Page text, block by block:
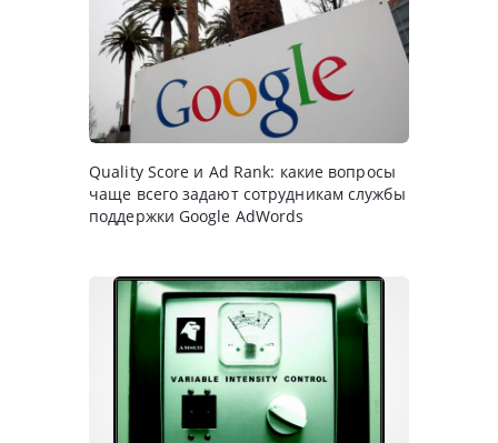
Quality Score и Ad Rank: какие вопросы
чаще всего задают сотрудникам службы
поддержки Google AdWords